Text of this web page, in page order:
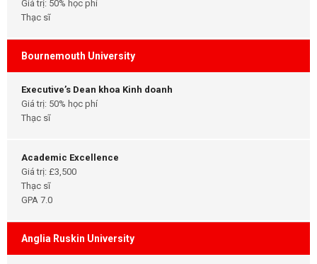
Giá trị: 50% học phí
Thạc sĩ
Bournemouth University
Executive’s Dean khoa Kinh doanh
Giá trị: 50% học phí
Thạc sĩ
Academic Excellence
Giá trị: £3,500
Thạc sĩ
GPA 7.0
Anglia Ruskin University